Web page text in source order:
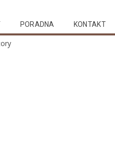
PORADNA KONTAKT